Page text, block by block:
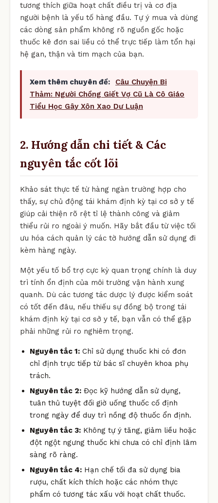
tương thích giữa hoạt chất điều trị và cơ địa
người bệnh là yếu tố hàng đầu. Tự ý mua và dùng
các dòng sản phẩm không rõ nguồn gốc hoặc
thuốc kê đơn sai liều có thể trực tiếp làm tổn hại
hệ gan, thận và tim mạch của bạn.
Xem thêm chuyên đề:
Câu Chuyện Bi
Thảm: Người Chồng Giết Vợ Cũ Là Cô Giáo
Tiểu Học Gây Xôn Xao Dư Luận
2. Hướng dẫn chi tiết & Các
nguyên tắc cốt lõi
Khảo sát thực tế từ hàng ngàn trường hợp cho
thấy, sự chủ động tái khám định kỳ tại cơ sở y tế
giúp cải thiện rõ rệt tỉ lệ thành công và giảm
thiểu rủi ro ngoài ý muốn. Hãy bắt đầu từ việc tối
ưu hóa cách quản lý các tờ hướng dẫn sử dụng đi
kèm hàng ngày.
Một yếu tố bổ trợ cực kỳ quan trọng chính là duy
trì tính ổn định của môi trường vận hành xung
quanh. Dù các tương tác dược lý được kiểm soát
có tốt đến đâu, nếu thiếu sự đồng bộ trong tái
khám định kỳ tại cơ sở y tế, bạn vẫn có thể gặp
phải những rủi ro nghiêm trọng.
Nguyên tắc 1: Chỉ sử dụng thuốc khi có đơn
chỉ định trực tiếp từ bác sĩ chuyên khoa phụ
trách.
Nguyên tắc 2: Đọc kỹ hướng dẫn sử dụng,
tuân thủ tuyệt đối giờ uống thuốc cố định
trong ngày để duy trì nồng độ thuốc ổn định.
Nguyên tắc 3: Không tự ý tăng, giảm liều hoặc
đột ngột ngưng thuốc khi chưa có chỉ định lâm
sàng rõ ràng.
Nguyên tắc 4: Hạn chế tối đa sử dụng bia
rượu, chất kích thích hoặc các nhóm thực
phẩm có tương tác xấu với hoạt chất thuốc.